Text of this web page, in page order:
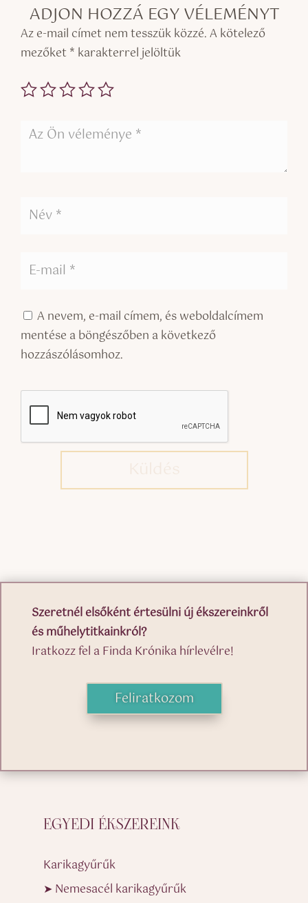
ADJON HOZZÁ EGY VÉLEMÉNYT
Az e-mail címet nem tesszük közzé.A kötelező
mezőket * karakterrel jelöltük
A nevem, e-mail címem, és weboldalcímem
mentése a böngészőben a következő
hozzászólásomhoz.
Szeretnél elsőként értesülni új ékszereinkről
és műhelytitkainkról?
Iratkozz fel a Finda Krónika hírlevélre!
Feliratkozom
EGYEDI ÉKSZEREINK
Karikagyűrűk
➤ Nemesacél karikagyűrűk